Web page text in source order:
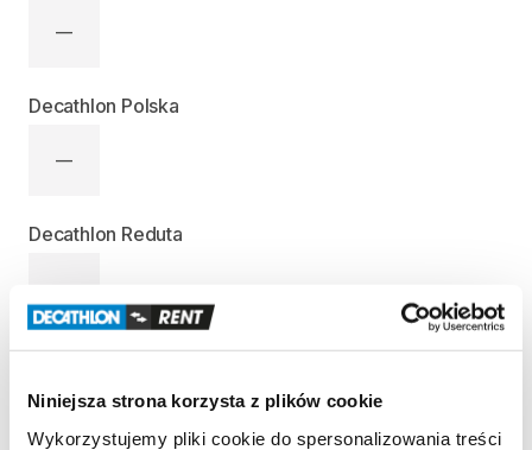
Niniejsza strona korzysta z plików cookie
Wykorzystujemy pliki cookie do spersonalizowania treści
—
Decathlon Polska
—
Decathlon Reduta
—